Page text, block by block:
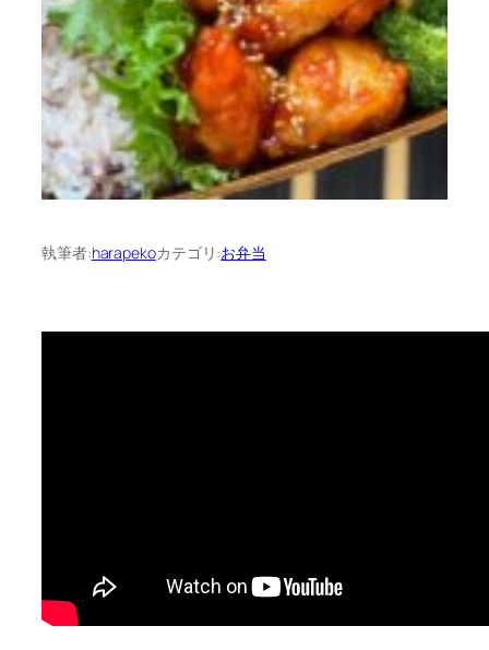
執筆者:harapekoカテゴリ:お弁当